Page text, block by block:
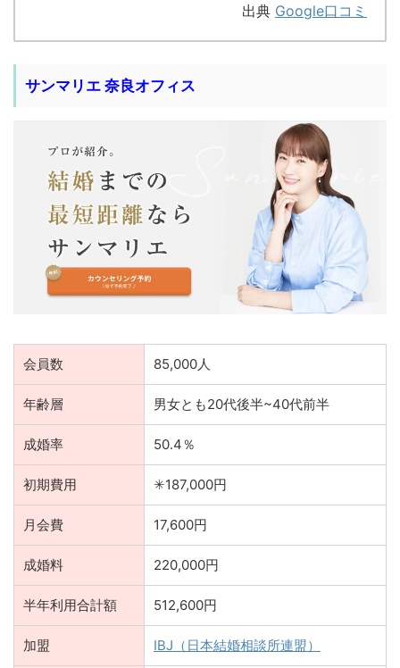
出典 Google口コミ
サンマリエ 奈良オフィス
会員数 85,000人
年齢層 男女とも20代後半~40代前半
成婚率 50.4％
初期費用 ✳︎187,000円
月会費 17,600円
成婚料 220,000円
半年利用合計額 512,600円
加盟 IBJ（日本結婚相談所連盟）